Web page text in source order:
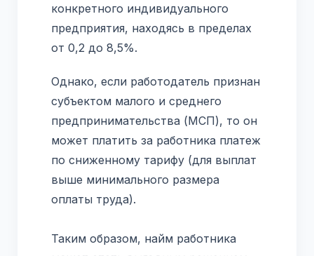
конкретного индивидуального
предприятия, находясь в пределах
от 0,2 до 8,5%.
Однако, если работодатель признан
субъектом малого и среднего
предпринимательства (МСП), то он
может платить за работника платеж
по сниженному тарифу (для выплат
выше минимального размера
оплаты труда).
Таким образом, найм работника